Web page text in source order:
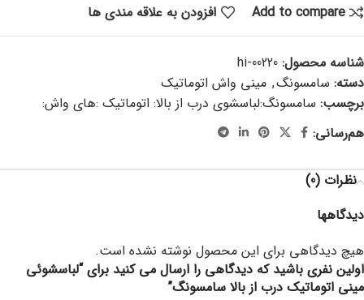
Add to compare
افزودن به علاقه مندی ها
شناسه محصول: hi-00220
دسته: سامسونگ, مینی واش اتوماتیک
برچسب: سامسونگ:لباسشوی درب از بالا: اتوماتیک :های واش:
هم‌رسانی:
نظرات (0)
دیدگاهها
هیچ دیدگاهی برای این محصول نوشته نشده است.
اولین نفری باشید که دیدگاهی را ارسال می کنید برای “لباسشوئی
مینی اتوماتیک درب از بالا سامسونگ”